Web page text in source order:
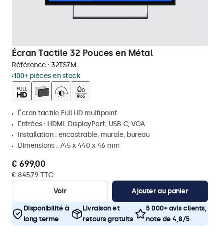
Écran Tactile 32 Pouces en Métal
Référence : 32TS7M
100+ pièces en stock
Écran tactile Full HD multipoint
Entrées : HDMI, DisplayPort, USB-C, VGA
Installation : encastrable, murale, bureau
Dimensions : 745 x 440 x 46 mm
€ 699,00
€ 845,79 TTC
Voir
Ajouter au panier
Disponibilité à
long terme
Livraison et
retours gratuits
5 000+ avis clients,
note de 4,8/5